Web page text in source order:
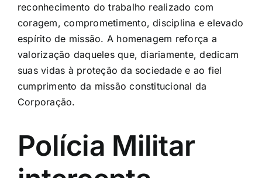
reconhecimento do trabalho realizado com
coragem, comprometimento, disciplina e elevado
espírito de missão. A homenagem reforça a
valorização daqueles que, diariamente, dedicam
suas vidas à proteção da sociedade e ao fiel
cumprimento da missão constitucional da
Corporação.
Polícia Militar